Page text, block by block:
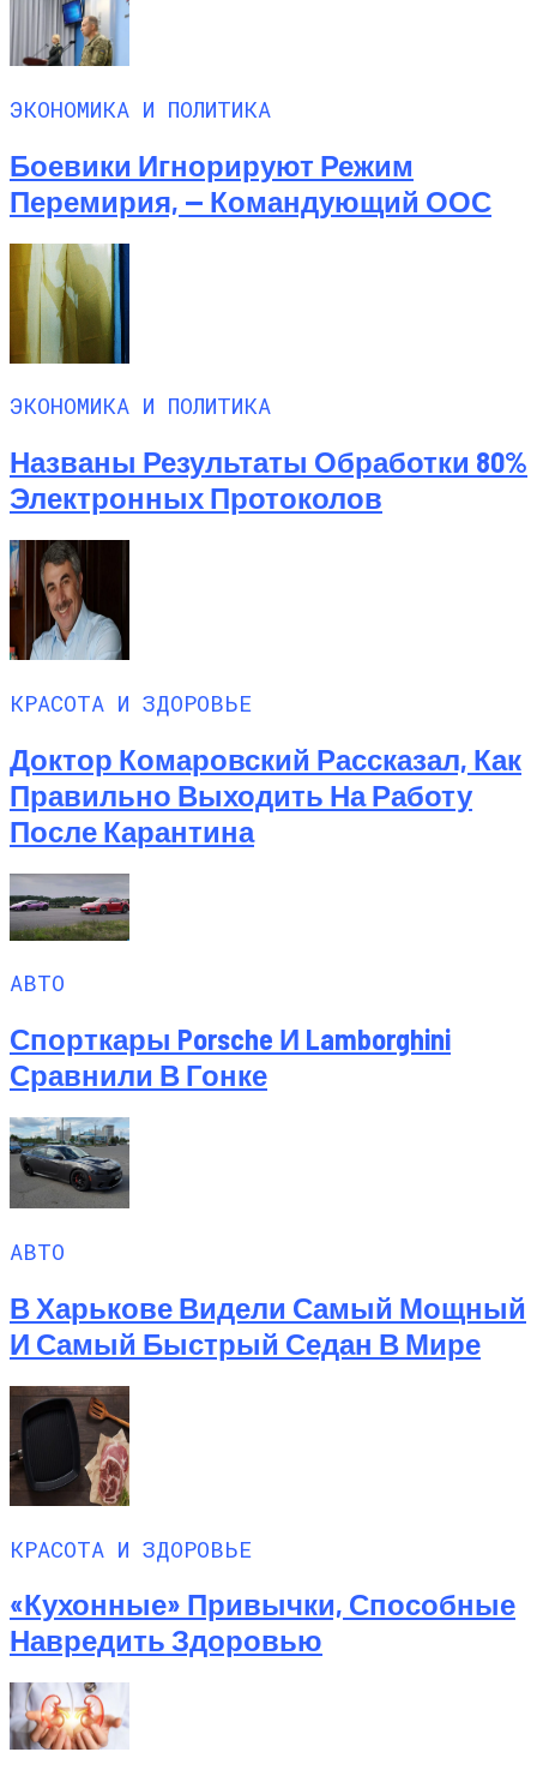
ЭКОНОМИКА И ПОЛИТИКА
Боевики Игнорируют Режим
Перемирия, — Командующий ООС
ЭКОНОМИКА И ПОЛИТИКА
Названы Результаты Обработки 80%
Электронных Протоколов
КРАСОТА И ЗДОРОВЬЕ
Доктор Комаровский Рассказал, Как
Правильно Выходить На Работу
После Карантина
АВТО
Спорткары Porsche И Lamborghini
Сравнили В Гонке
АВТО
В Харькове Видели Самый Мощный
И Самый Быстрый Седан В Мире
КРАСОТА И ЗДОРОВЬЕ
«Кухонные» Привычки, Способные
Навредить Здоровью